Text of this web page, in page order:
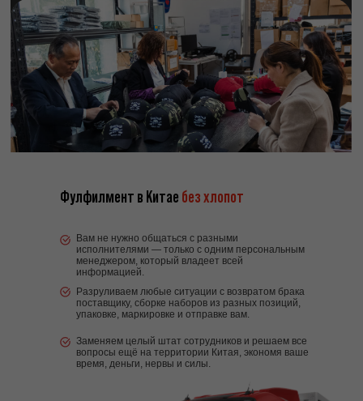
Фулфилмент в Китае без хлопот
Вам не нужно общаться с разными
исполнителями — только с одним персональным
менеджером, который владеет всей
информацией.
Разруливаем любые ситуации с возвратом брака
поставщику, сборке наборов из разных позиций,
упаковке, маркировке и отправке вам.
Заменяем целый штат сотрудников и решаем все
вопросы ещё на территории Китая, экономя ваше
время, деньги, нервы и силы.